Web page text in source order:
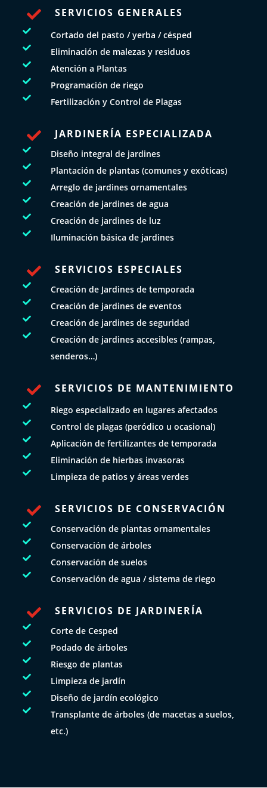
 SERVICIOS GENERALES
 Cortado del pasto / yerba / césped
 Eliminación de malezas y residuos
 Atención a Plantas
 Programación de riego
 Fertilización y Control de Plagas
 JARDINERÍA ESPECIALIZADA
 Diseño integral de jardines
 Plantación de plantas (comunes y exóticas)
 Arreglo de jardines ornamentales
 Creación de jardines de agua
 Creación de jardines de luz
 Iluminación básica de jardines
 SERVICIOS ESPECIALES
 Creación de Jardines de temporada
 Creación de jardines de eventos
 Creación de jardines de seguridad

Creación de jardines accesibles (rampas,
senderos…)
 SERVICIOS DE MANTENIMIENTO
 Riego especializado en lugares afectados
 Control de plagas (peródico u ocasional)
 Aplicación de fertilizantes de temporada
 Eliminación de hierbas invasoras
 Limpieza de patios y áreas verdes
 SERVICIOS DE CONSERVACIÓN
 Conservación de plantas ornamentales
 Conservación de árboles
 Conservación de suelos
 Conservación de agua / sistema de riego
 SERVICIOS DE JARDINERÍA
 Corte de Cesped
 Podado de árboles
 Riesgo de plantas
 Limpieza de jardín
 Diseño de jardín ecológico

Transplante de árboles (de macetas a suelos,
etc.)